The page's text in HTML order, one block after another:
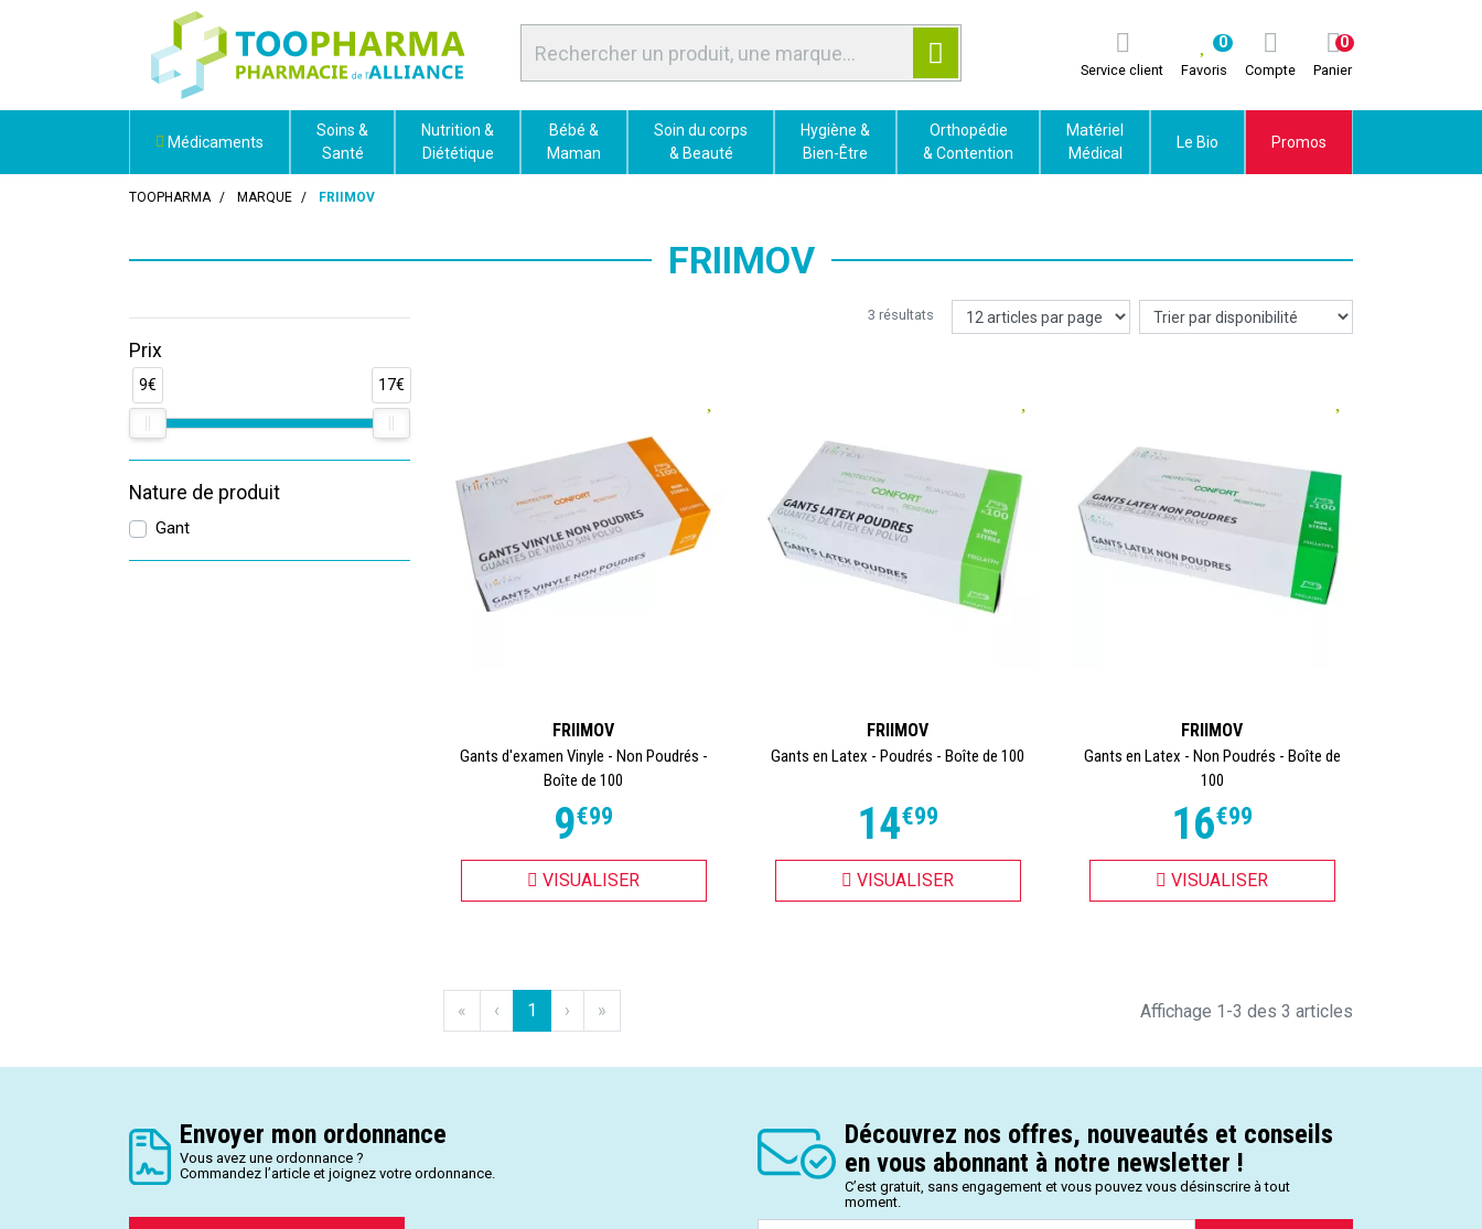
Service client Favoris
0
Compte Panier
0
Médicaments
Soins &
Santé
Nutrition &
Diététique
Bébé &
Maman
Soin du corps
& Beauté
Hygiène &
Bien-Être
Orthopédie
& Contention
Matériel
Médical
Le Bio Promos
TOOPHARMA MARQUE FRIIMOV
FRIIMOV
Prix
9€ 17€
Nature de produit
Gant
3 résultats
FRIIMOV
Gants d'examen Vinyle - Non Poudrés -
Boîte de 100
9€99
VISUALISER
FRIIMOV
Gants en Latex - Poudrés - Boîte de 100
14€99
VISUALISER
FRIIMOV
Gants en Latex - Non Poudrés - Boîte de
100
16€99
VISUALISER
Affichage 1-3 des 3 articles
« ‹ 1 › »
Envoyer mon ordonnance
Vous avez une ordonnance ?
Commandez l’article et joignez votre ordonnance.
Découvrez nos offres, nouveautés et conseils
en vous abonnant à notre newsletter !
C’est gratuit, sans engagement et vous pouvez vous désinscrire à tout
moment.